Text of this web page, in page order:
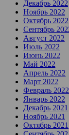
Декабрь 2022
Ноябрь 2022
Октябрь 2022
Сентябрь
Август 2022
Июль 2022
Июнь 2022
Май 2022
Апрель 2022
Март 2022
Февраль 2022
Январь 2022
Декабрь 2021
Ноябрь 2021
Октябрь 2021